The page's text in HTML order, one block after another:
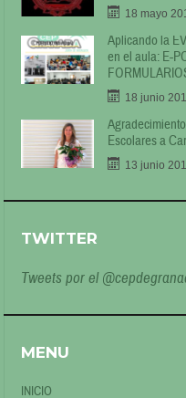
18 mayo
Aplicando la
en el aula: E-
18 junio
Escolares a
13 junio
TWITTER
Tweets por el
MENU
INICIO